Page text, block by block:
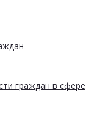
граждан в сфере